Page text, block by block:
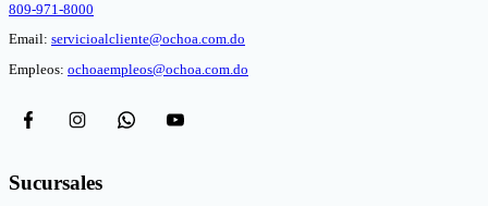
809-971-8000
Email: servicioalcliente@ochoa.com.do
Empleos: ochoaempleos@ochoa.com.do
Sucursales